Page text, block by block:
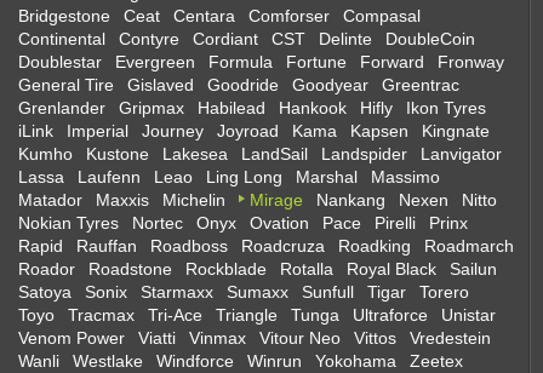
Bridgestone
Ceat Centara Comforser
Compasal
Continental
Contyre Cordiant CST Delinte
DoubleCoin
Doublestar
Evergreen Formula Fortune Forward
Fronway
General Tire
Gislaved Goodride Goodyear
Greentrac
Grenlander
Gripmax Habilead Hankook Hifly
Ikon Tyres
iLink
Imperial Journey Joyroad Kama Kapsen
Kingnate
Kumho
Kustone Lakesea LandSail Landspider
Lanvigator
Lassa
Laufenn Leao Ling Long Marshal
Massimo
Matador
Maxxis Michelin Mirage Nankang Nexen
Nitto
Nokian Tyres
Nortec Onyx Ovation Pace Pirelli
Prinx
Rapid
Rauffan Roadboss Roadcruza Roadking
Roadmarch
Roador
Roadstone Rockblade Rotalla Royal Black
Sailun
Satoya
Sonix Starmaxx Sumaxx Sunfull Tigar
Torero
Toyo
Tracmax Tri-Ace Triangle Tunga Ultraforce
Unistar
Venom Power
Viatti Vinmax Vitour Neo Vittos
Vredestein
Wanli
Westlake Windforce Winrun Yokohama
Zeetex